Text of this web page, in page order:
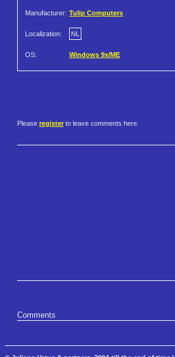
Manufacturer: Tulip Computers
Localization: NL
OS: Windows 9x/ME
Please register to leave comments here.
Comments